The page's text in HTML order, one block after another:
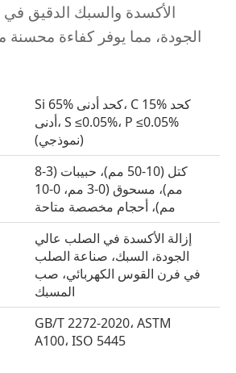
الأكسدة والسبك الدقيق في
الجودة، مما يوفر كفاءة محسنة
Si 65% كحد أدنى، C 15% كحد
أدنى، S ≤0.05%، P ≤0.05%
(نموذجي)
كتل (10-50 مم)، حبيبات (3-8
مم)، مسحوق (0-3 مم، 0-10
مم)، أحجام مخصصة متاحة
إزالة الأكسدة في الصلب عالي
الجودة، السبك، صناعة الصلب
في فرن القوس الكهربائي، صب
المسبك
GB/T 2272-2020، ASTM
A100، ISO 5445